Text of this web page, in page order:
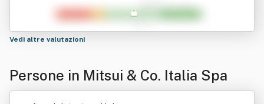
Vedi altre valutazioni
Persone in Mitsui & Co. Italia Spa